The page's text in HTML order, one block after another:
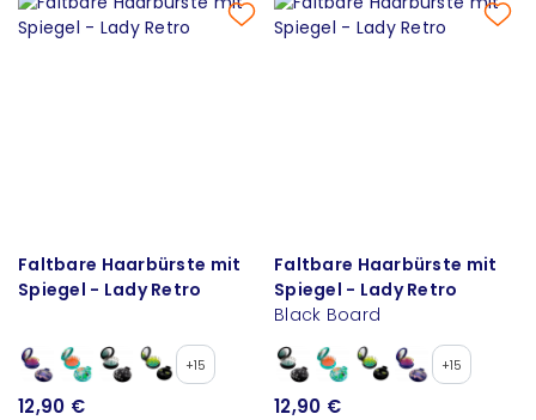
Faltbare Haarbürste mit
Spiegel - Lady Retro
+15
12,90 €
Faltbare Haarbürste mit
Spiegel - Lady Retro
Black Board
+15
12,90 €